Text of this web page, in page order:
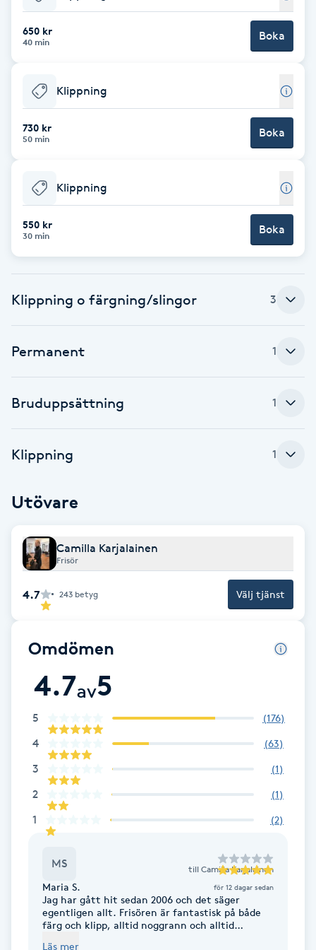
Babylights
Balayage
Barber
Barnklippning
BIAB
Bottenfärg
Brynfärgning
Bröllopsuppsättning
Coachning
Color correction
Damklippning
Dermapen
Diamantslipning
Enzympeeling
Extensions
Extensions borttagning
Eyeliner-tatuering
650 kr
40 min Boka
Klippning
730 kr
50 min Boka
Klippning
550 kr
30 min Boka
Klippning o färgning/slingor 3
Permanent 1
Bruduppsättning 1
Klippning 1
Utövare
Camilla Karjalainen
Frisör
4.7 243 betyg Välj tjänst
Omdömen
4.7av5
5 (176)
4 (63)
3 (1)
2 (1)
1 (2)
MS till Camilla Karjalainen
Maria S. för 12 dagar sedan
Jag har gått hit sedan 2006 och det säger
egentligen allt. Frisören är fantastisk på både
färg och klipp, alltid noggrann och alltid
Läs mer